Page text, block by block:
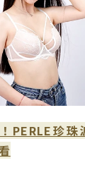
PERLE珍珠